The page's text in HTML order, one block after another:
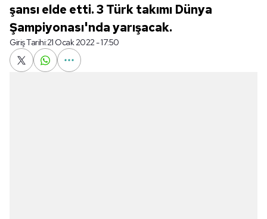
şansı elde etti. 3 Türk takımı Dünya
Şampiyonası'nda yarışacak.
Giriş Tarihi:21 Ocak 2022 - 17:50